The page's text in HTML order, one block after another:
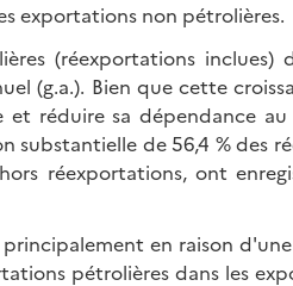
exportations non pétrolières.
(réexportations inclues)
(g.a.). Bien que cette
réduire sa dépendance
substantielle de 56,4 % des
réexportations, ont
en raison
pétrolières dans les